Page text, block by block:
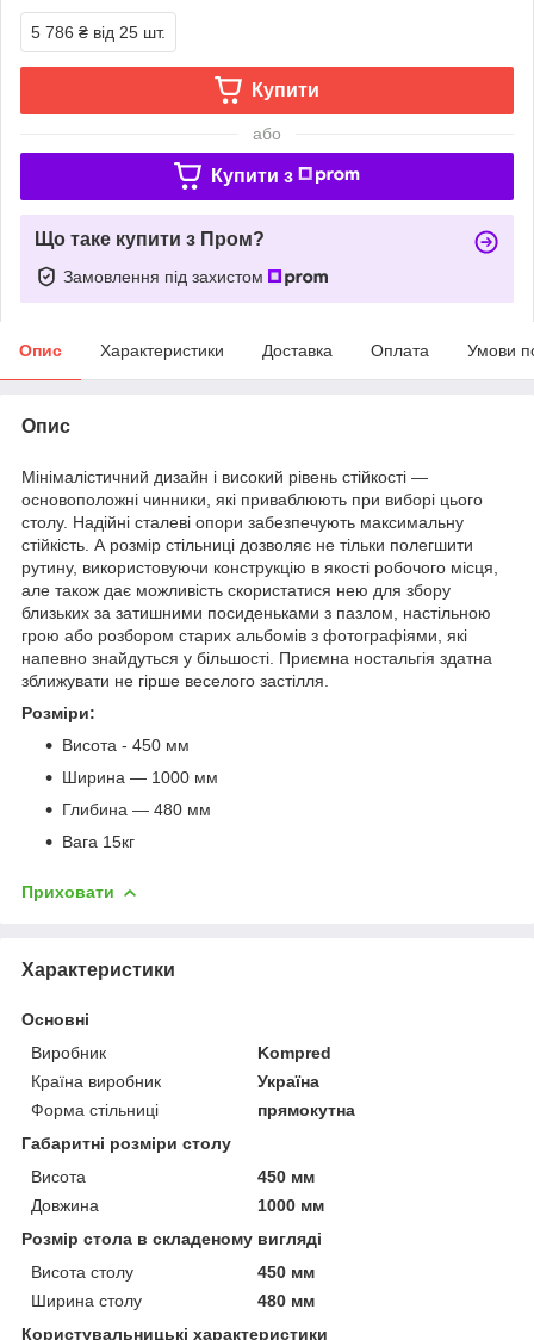
5 786 ₴ від 25 шт.
Купити
або
Купити з
Що таке купити з Пром?
Замовлення під захистом
Опис Характеристики Доставка Оплата Умови
Опис
Мінімалістичний дизайн і високий рівень стійкості —
основоположні чинники, які приваблюють при виборі цього
столу. Надійні сталеві опори забезпечують максимальну
стійкість. А розмір стільниці дозволяє не тільки полегшити
рутину, використовуючи конструкцію в якості робочого місця,
але також дає можливість скористатися нею для збору
близьких за затишними посиденьками з пазлом, настільною
грою або розбором старих альбомів з фотографіями, які
напевно знайдуться у більшості. Приємна ностальгія здатна
зближувати не гірше веселого застілля.
Розміри:
Висота - 450 мм
Ширина — 1000 мм
Глибина — 480 мм
Вага 15кг
Приховати
Характеристики
Основні
Виробник
Kompred
Країна виробник
Україна
Форма стільниці
прямокутна
Габаритні розміри столу
Висота
450 мм
Довжина
1000 мм
Розмір стола в складеному вигляді
Висота столу
450 мм
Ширина столу
480 мм
Користувальницькі характеристики